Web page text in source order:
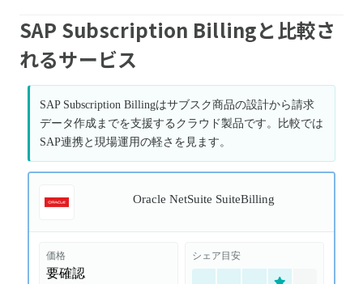
SAP Subscription Billingと比較さ
れるサービス
SAP Subscription Billingはサブスク商品の設計から請求
データ作成までを支援するクラウド製品です。比較では
SAP連携と現場運用の軽さを見ます。
Oracle NetSuite SuiteBilling
価格
要確認
シェア目安